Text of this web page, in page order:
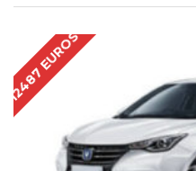
12487 EUROS